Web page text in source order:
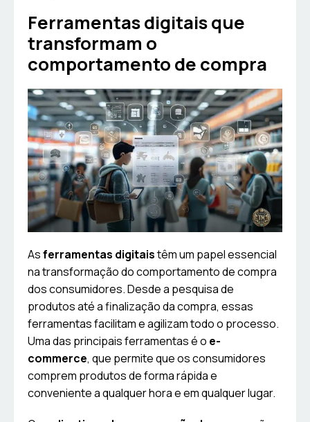
Ferramentas digitais que
transformam o
comportamento de compra
Asferramentas digitaistêm um papel essencial
na transformação do comportamento de compra
dos consumidores. Desde a pesquisa de
produtos até a finalização da compra, essas
ferramentas facilitam e agilizam todo o processo.
Uma das principais ferramentas é o e-
commerce, que permite que os consumidores
comprem produtos de forma rápida e
conveniente a qualquer hora e em qualquer lugar.